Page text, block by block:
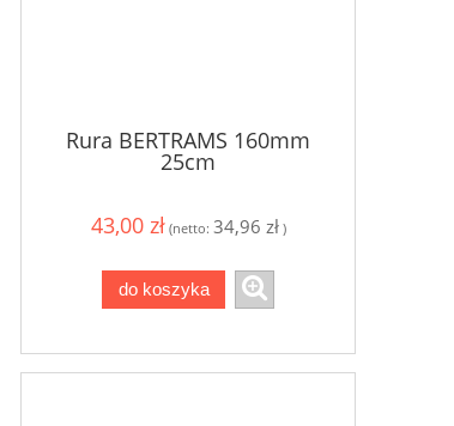
Rura BERTRAMS 160mm
25cm
43,00 zł (netto: 34,96 zł)
do koszyka